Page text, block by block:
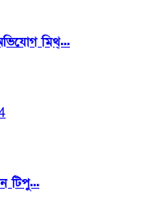
মিথ্...
টিপু...